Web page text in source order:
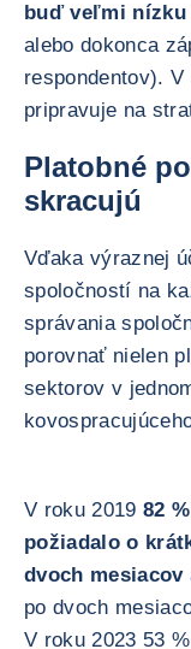
buď veľmi
alebo dokonca
respondentov).
pripravuje na
Platobné
skracujú
Vďaka výraznej
spoločností na
správania
porovnať nielen
sektorov v
V roku 201982
požiadalo o
dvoch mesiacov
po dvoch
V roku 2023 53